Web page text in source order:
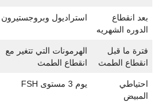
بعد انقطاع
الدوره الشهريه
استراديول وبروجستيرون
فترة ما قبل
انقطاع الطمث
الهرمونات التي تتغير مع
انقطاع الطمث
احتياطي
المبيض
يوم 3 مستوى FSH